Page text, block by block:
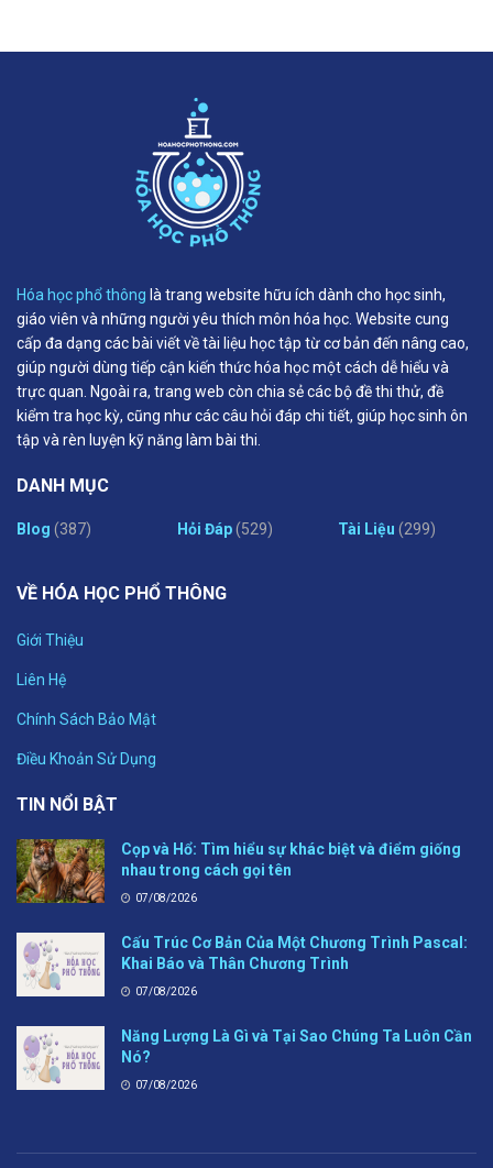
Hóa học phổ thông là trang website hữu ích dành cho học sinh,
giáo viên và những người yêu thích môn hóa học. Website cung
cấp đa dạng các bài viết về tài liệu học tập từ cơ bản đến nâng cao,
giúp người dùng tiếp cận kiến thức hóa học một cách dễ hiểu và
trực quan. Ngoài ra, trang web còn chia sẻ các bộ đề thi thử, đề
kiểm tra học kỳ, cũng như các câu hỏi đáp chi tiết, giúp học sinh ôn
tập và rèn luyện kỹ năng làm bài thi.
DANH MỤC
Blog (387) Hỏi Đáp(529) Tài Liệu (299)
VỀ HÓA HỌC PHỔ THÔNG
Giới Thiệu
Liên Hệ
Chính Sách Bảo Mật
Điều Khoản Sử Dụng
TIN NỔI BẬT
Cọp và Hổ: Tìm hiểu sự khác biệt và điểm giống
nhau trong cách gọi tên
07/08/2026
Cấu Trúc Cơ Bản Của Một Chương Trình Pascal:
Khai Báo và Thân Chương Trình
07/08/2026
Năng Lượng Là Gì và Tại Sao Chúng Ta Luôn Cần
Nó?
07/08/2026